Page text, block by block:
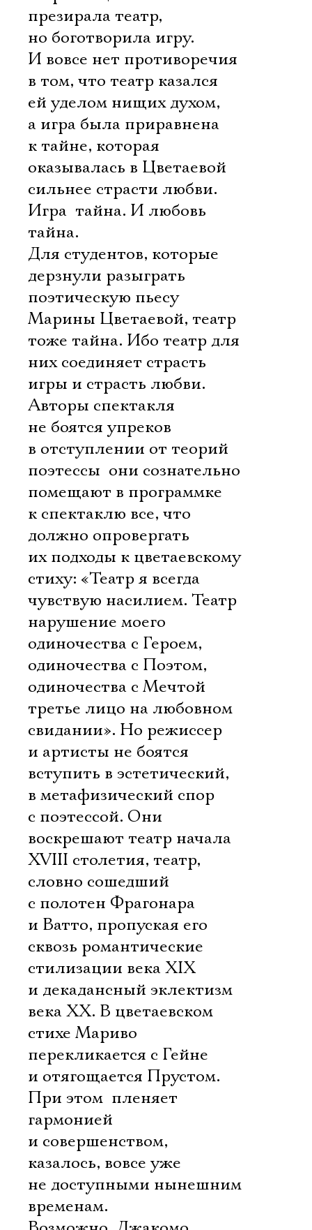
презирала театр,
но боготворила игру.
И вовсе нет противоречия
в том, что театр казался
ей уделом нищих духом,
а игра была приравнена
к тайне, которая
оказывалась в Цветаевой
сильнее страсти любви.
Игра  тайна. И любовь 
тайна.
Для студентов, которые
дерзнули разыграть
поэтическую пьесу
Марины Цветаевой, театр 
тоже тайна. Ибо театр для
них соединяет страсть
игры и страсть любви.
Авторы спектакля
не боятся упреков
в отступлении от теорий
поэтессы  они сознательно
помещают в программке
к спектаклю все, что
должно опровергать
их подходы к цветаевскому
стиху: «Театр я всегда
чувствую насилием. Театр 
нарушение моего
одиночества с Героем,
одиночества с Поэтом,
одиночества с Мечтой 
третье лицо на любовном
свидании». Но режиссер
и артисты не боятся
вступить в эстетический,
в метафизический спор
с поэтессой. Они
воскрешают театр начала
XVIII столетия, театр,
словно сошедший
с полотен Фрагонара
и Ватто, пропуская его
сквозь романтические
стилизации века XIX
и декадансный эклектизм
века XX. В цветаевском
стихе Мариво
перекликается с Гейне
и отягощается Прустом.
При этом  пленяет
гармонией
и совершенством,
казалось, вовсе уже
не доступными нынешним
временам.
Электропочта
Имя
Ознакомиться